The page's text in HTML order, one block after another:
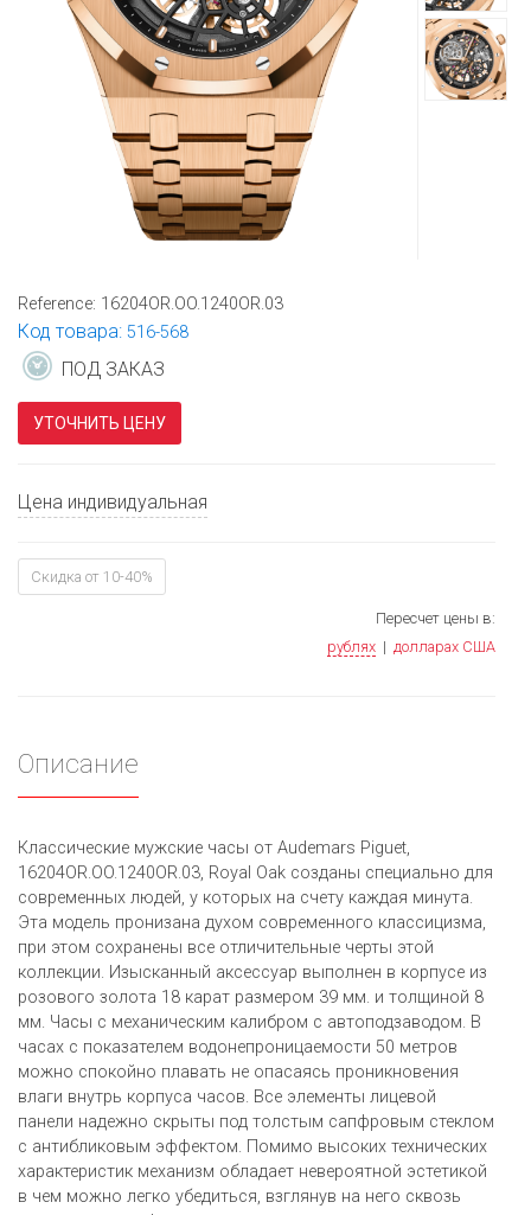
Reference: 16204OR.OO.1240OR.03
Код товара: 516-568
ПОД ЗАКАЗ
УТОЧНИТЬ ЦЕНУ
Цена индивидуальная
Скидка от 10-40%
Пересчет цены в:
рублях | долларах США
Описание
Классические мужские часы от Audemars Piguet,
16204OR.OO.1240OR.03, Royal Oak созданы специально для
современных людей, у которых на счету каждая минута.
Эта модель пронизана духом современного классицизма,
при этом сохранены все отличительные черты этой
коллекции. Изысканный аксессуар выполнен в корпусе из
розового золота 18 карат размером 39 мм. и толщиной 8
мм. Часы с механическим калибром с автоподзаводом. В
часах с показателем водонепроницаемости 50 метров
можно спокойно плавать не опасаясь проникновения
влаги внутрь корпуса часов. Все элементы лицевой
панели надежно скрыты под толстым сапфровым стеклом
с антибликовым эффектом. Помимо высоких технических
характеристик механизм обладает невероятной эстетикой
в чем можно легко убедиться, взглянув на него сквозь